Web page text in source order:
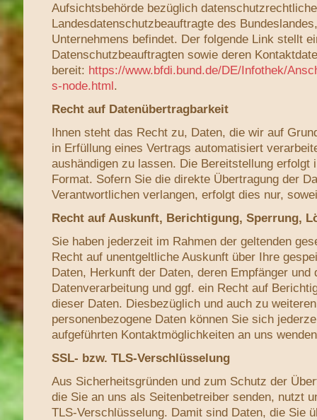
Aufsichtsbehörde bezüglich
Landesdatenschutzbeauftragte des
Unternehmens befindet. Der folgende Link stellt
Datenschutzbeauftragten sowie deren
bereit: https://www.bfdi.bund.de/DE/Infothek/
s-node.html.
Recht auf Datenübertragbarkeit
Ihnen steht das Recht zu, Daten, die wir auf
in Erfüllung eines Vertrags automatisiert
aushändigen zu lassen. Die Bereitstellung erfolgt
Format. Sofern Sie die direkte Übertragung der
Verantwortlichen verlangen, erfolgt dies nur,
Recht auf Auskunft, Berichtigung, Sperrung,
Sie haben jederzeit im Rahmen der geltenden
Recht auf unentgeltliche Auskunft über Ihre
Daten, Herkunft der Daten, deren Empfänger und
Datenverarbeitung und ggf. ein Recht auf
dieser Daten. Diesbezüglich und auch zu
personenbezogene Daten können Sie sich
aufgeführten Kontaktmöglichkeiten an uns
SSL- bzw. TLS-Verschlüsselung
Aus Sicherheitsgründen und zum Schutz der
die Sie an uns als Seitenbetreiber senden, nutzt
TLS-Verschlüsselung. Damit sind Daten, die Sie